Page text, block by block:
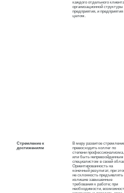
каждого отдельного
организационной структуры
предприятия, и предприятия
целом.
Стремление к
достижениям
В меру развитое
превосходить коллег по
степени профессионализма,
или быть непревзойденным
специалистом в своей
Ориентированность на
конечный результат, при
не склонность предъявлять
излишне завышенные
требования к работе; при
необходимости,